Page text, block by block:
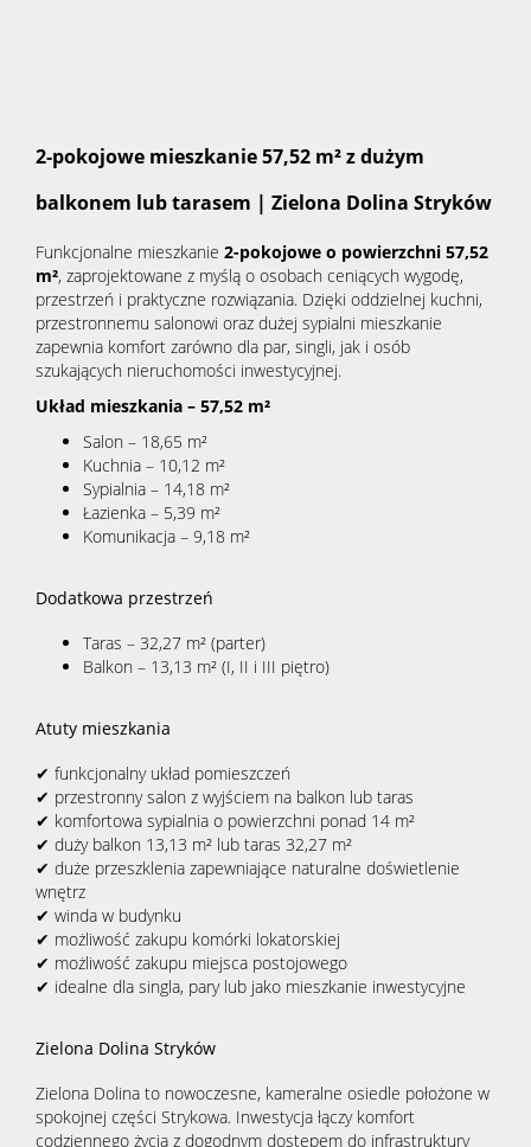
2-pokojowe mieszkanie 57,52 m² z dużym
balkonem lub tarasem | Zielona Dolina Stryków
Funkcjonalne mieszkanie 2-pokojowe o powierzchni 57,52
m², zaprojektowane z myślą o osobach ceniących wygodę,
przestrzeń i praktyczne rozwiązania. Dzięki oddzielnej kuchni,
przestronnemu salonowi oraz dużej sypialni mieszkanie
zapewnia komfort zarówno dla par, singli, jak i osób
szukających nieruchomości inwestycyjnej.
Układ mieszkania – 57,52 m²
Salon – 18,65 m²
Kuchnia – 10,12 m²
Sypialnia – 14,18 m²
Łazienka – 5,39 m²
Komunikacja – 9,18 m²
Dodatkowa przestrzeń
Taras – 32,27 m² (parter)
Balkon – 13,13 m² (I, II i III piętro)
Atuty mieszkania
✔ funkcjonalny układ pomieszczeń
✔ przestronny salon z wyjściem na balkon lub taras
✔ komfortowa sypialnia o powierzchni ponad 14 m²
✔ duży balkon 13,13 m² lub taras 32,27 m²
✔ duże przeszklenia zapewniające naturalne doświetlenie
wnętrz
✔ winda w budynku
✔ możliwość zakupu komórki lokatorskiej
✔ możliwość zakupu miejsca postojowego
✔ idealne dla singla, pary lub jako mieszkanie inwestycyjne
Zielona Dolina Stryków
Zielona Dolina to nowoczesne, kameralne osiedle położone w
spokojnej części Strykowa. Inwestycja łączy komfort
codziennego życia z dogodnym dostępem do infrastruktury